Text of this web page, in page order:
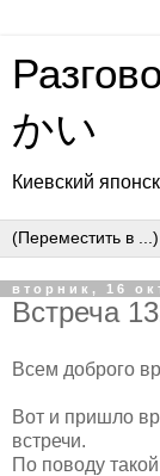
かい
Киевский
вторник, 16
Встреча
Всем доброго
Вот и пришло
встречи.
По поводу